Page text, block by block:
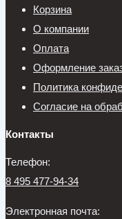
Корзина
О компании
Оплата
Оформление
Политика
Согласие на
Контакты
Телефон:
8 495 477-94-34
Электронная почта: